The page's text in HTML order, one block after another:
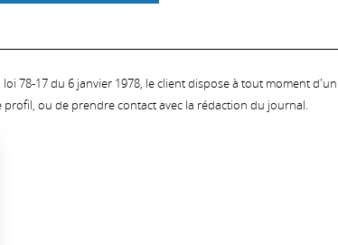
78-17 du 6 janvier 1978, le client dispose à tout moment
ou de prendre contact avec la rédaction du journal.